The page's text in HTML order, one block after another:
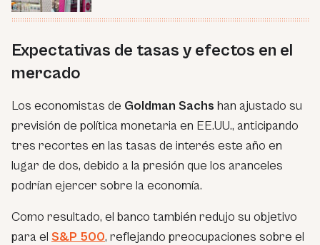
Expectativas de tasas y efectos en el
mercado
Los economistas de Goldman Sachs han ajustado su
previsión de política monetaria en EE.UU., anticipando
tres recortes en las tasas de interés este año en
lugar de dos, debido a la presión que los aranceles
podrían ejercer sobre la economía.
Como resultado, el banco también redujo su objetivo
para el S&P 500, reflejando preocupaciones sobre el